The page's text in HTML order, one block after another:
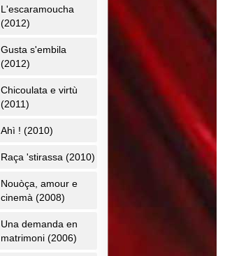
L'escaramoucha
(2012)
Gusta s'embila
(2012)
Chicoulata e virtù
(2011)
Ahì ! (2010)
Raça 'stirassa (2010)
Nouòça, amour e
cinemà (2008)
Una demanda en
matrimoni (2006)